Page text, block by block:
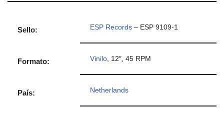
Sello: ESP Records – ESP 9109-1
Formato: Vinilo , 12″, 45 RPM
País: Netherlands